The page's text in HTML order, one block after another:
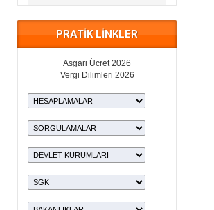
PRATİK LİNKLER
Asgari Ücret 2026
Vergi Dilimleri 2026